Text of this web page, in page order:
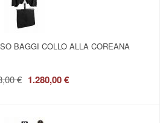
BAGGI COLLO ALLA COREANA
€ 1.280,00 €